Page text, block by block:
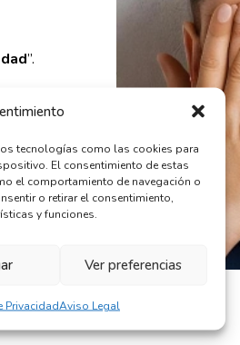
tecnologías como las cookies para
El consentimiento de estas
el comportamiento de navegación o
o retirar el consentimiento,
y funciones.
Ver preferencias
PrivacidadAviso Legal
”.
la